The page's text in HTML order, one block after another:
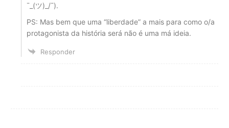
¯_(ツ)_/¯).
PS: Mas bem que uma “liberdade” a mais para como o/a
protagonista da história será não é uma má ideia.
Responder